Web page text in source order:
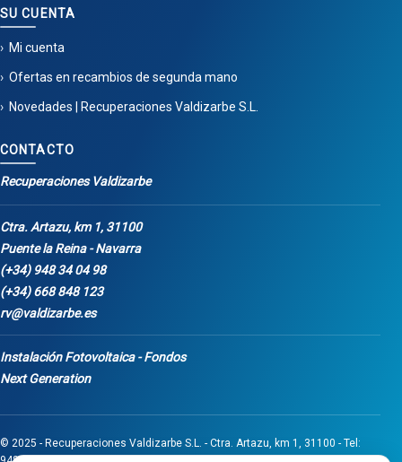
SU CUENTA
Mi cuenta
Ofertas en recambios de segunda mano
Novedades | Recuperaciones Valdizarbe S.L.
CONTACTO
Recuperaciones Valdizarbe
Ctra. Artazu, km 1, 31100
Puente la Reina - Navarra
(+34) 948 34 04 98
(+34) 668 848 123
rv@valdizarbe.es
Instalación Fotovoltaica - Fondos
Next Generation
© 2025 - Recuperaciones Valdizarbe S.L. - Ctra. Artazu, km 1, 31100 - Tel: